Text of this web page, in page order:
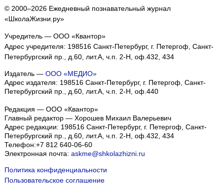
© 2000–2026 Ежедневный познавательный журнал
«ШколаЖизни.ру»
Учредитель — ООО «Квантор»
Адрес учредителя: 198516 Санкт-Петербург, г. Петергоф, Санкт-
Петербургский пр., д.60, лит.А, ч.п. 2-Н, оф.432, 434
Издатель — ООО «МЕДИО»
Адрес издателя: 198516 Санкт-Петербург, г. Петергоф, Санкт-
Петербургский пр., д.60, лит.А, ч.п. 2-Н, оф.440
Редакция — ООО «Квантор»
Главный редактор — Хорошев Михаил Валерьевич
Адрес редакции: 198516 Санкт-Петербург, г. Петергоф Санкт-
Петербургский пр., д.60, лит.А, ч.п. 2-Н, оф.432, 434
Телефон:+7 812 640-06-60
Электронная почта: askme@shkolazhizni.ru
Политика конфиденциальности
Пользовательское соглашение